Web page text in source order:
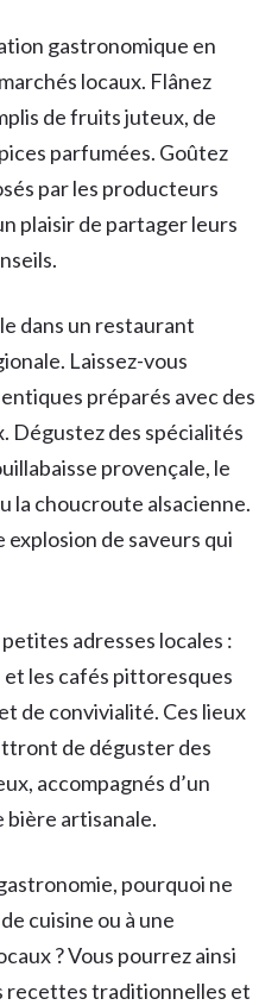
gastronomique en
locaux. Flânez
de fruits juteux, de
parfumées. Goûtez
par les producteurs
plaisir de partager leurs
dans un restaurant
Laissez-vous
préparés avec des
Dégustez des spécialités
provençale, le
la choucroute alsacienne.
de saveurs qui
adresses locales :
les cafés pittoresques
de convivialité. Ces lieux
de déguster des
accompagnés d’un
bière artisanale.
pourquoi ne
cuisine ou à une
? Vous pourrez ainsi
recettes traditionnelles et